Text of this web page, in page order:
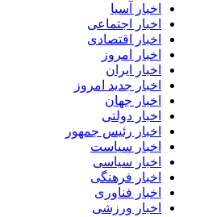
اخبار آسیا
اخبار اجتماعی
اخبار اقتصادی
اخبار امروز
اخبار ایران
اخبار جدید امروز
اخبار جهان
اخبار دولتی
اخبار رئیس جمهور
اخبار سیاست
اخبار سیاسی
اخبار فرهنگی
اخبار فناوری
اخبار ورزشی